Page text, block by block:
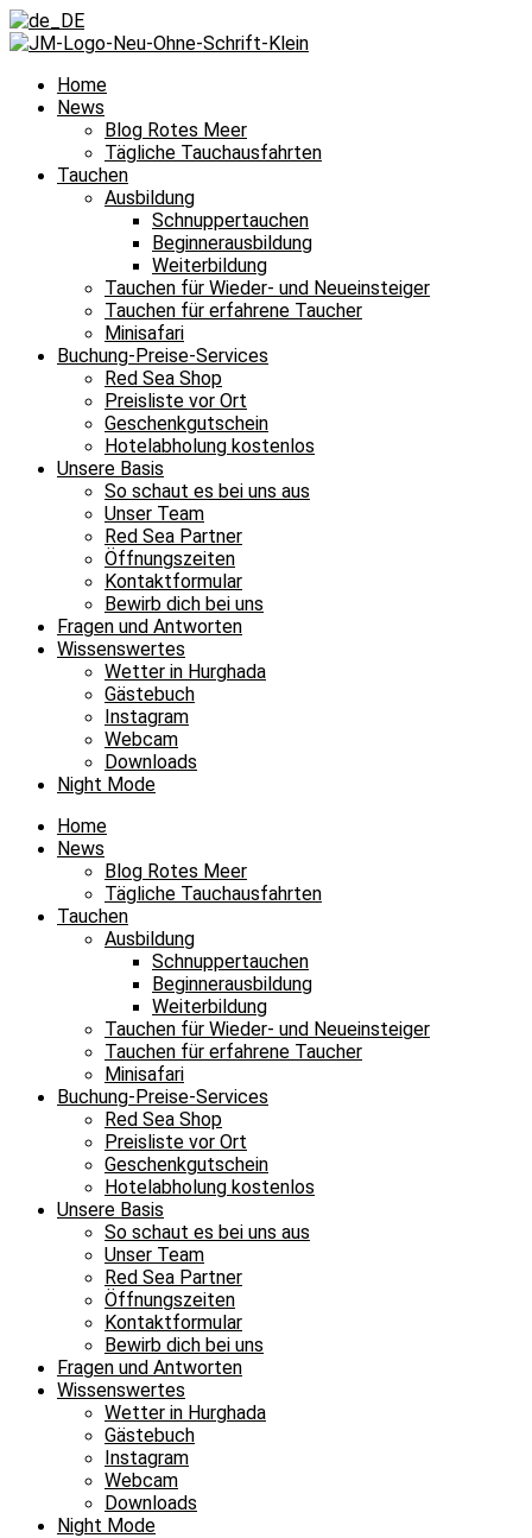
Home
News
Blog Rotes Meer
Tägliche Tauchausfahrten
Tauchen
Ausbildung
Schnuppertauchen
Beginnerausbildung
Weiterbildung
Tauchen für Wieder- und Neueinsteiger
Tauchen für erfahrene Taucher
Minisafari
Buchung-Preise-Services
Red Sea Shop
Preisliste vor Ort
Geschenkgutschein
Hotelabholung kostenlos
Unsere Basis
So schaut es bei uns aus
Unser Team
Red Sea Partner
Öffnungszeiten
Kontaktformular
Bewirb dich bei uns
Fragen und Antworten
Wissenswertes
Wetter in Hurghada
Gästebuch
Instagram
Webcam
Downloads
Night Mode
Home
News
Blog Rotes Meer
Tägliche Tauchausfahrten
Tauchen
Ausbildung
Schnuppertauchen
Beginnerausbildung
Weiterbildung
Tauchen für Wieder- und Neueinsteiger
Tauchen für erfahrene Taucher
Minisafari
Buchung-Preise-Services
Red Sea Shop
Preisliste vor Ort
Geschenkgutschein
Hotelabholung kostenlos
Unsere Basis
So schaut es bei uns aus
Unser Team
Red Sea Partner
Öffnungszeiten
Kontaktformular
Bewirb dich bei uns
Fragen und Antworten
Wissenswertes
Wetter in Hurghada
Gästebuch
Instagram
Webcam
Downloads
Night Mode